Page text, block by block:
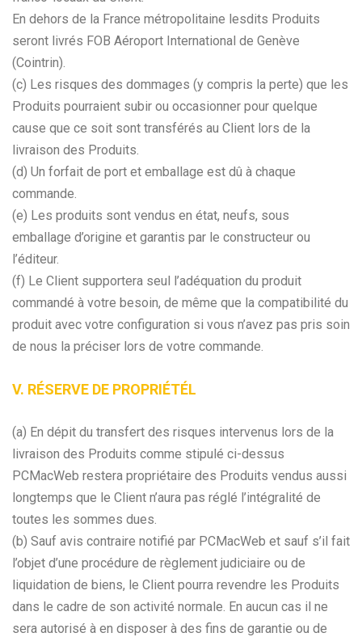
En dehors de la France métropolitaine lesdits Produits
seront livrés FOB Aéroport International de Genève
(Cointrin).
(c) Les risques des dommages (y compris la perte) que les
Produits pourraient subir ou occasionner pour quelque
cause que ce soit sont transférés au Client lors de la
livraison des Produits.
(d) Un forfait de port et emballage est dû à chaque
commande.
(e) Les produits sont vendus en état, neufs, sous
emballage d’origine et garantis par le constructeur ou
l’éditeur.
(f) Le Client supportera seul l’adéquation du produit
commandé à votre besoin, de même que la compatibilité du
produit avec votre configuration si vous n’avez pas pris soin
de nous la préciser lors de votre commande.
V. RÉSERVE DE PROPRIÉTÉL
(a) En dépit du transfert des risques intervenus lors de la
livraison des Produits comme stipulé ci-dessus
PCMacWeb restera propriétaire des Produits vendus aussi
longtemps que le Client n’aura pas réglé l’intégralité de
toutes les sommes dues.
(b) Sauf avis contraire notifié par PCMacWeb et sauf s’il fait
l’objet d’une procédure de règlement judiciaire ou de
liquidation de biens, le Client pourra revendre les Produits
dans le cadre de son activité normale. En aucun cas il ne
sera autorisé à en disposer à des fins de garantie ou de